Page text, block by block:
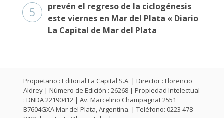
5
prevén el regreso de la ciclogénesis
este viernes en Mar del Plata « Diario
La Capital de Mar del Plata
Propietario : Editorial La Capital S.A. | Director : Florencio
Aldrey | Número de Edición : 26268 | Propiedad Intelectual
: DNDA 22190412 | Av. Marcelino Champagnat 2551
B7604GXA Mar del Plata, Argentina. | Teléfono: 0223 478